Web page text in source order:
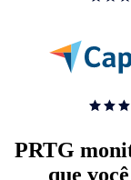
PRTG
que